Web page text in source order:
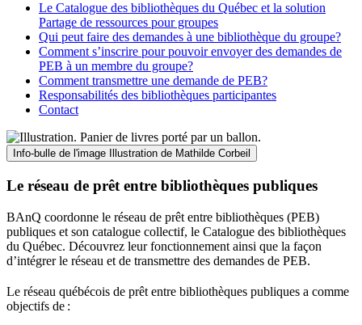
Le Catalogue des bibliothèques du Québec et la solution
Partage de ressources pour groupes
Qui peut faire des demandes à une bibliothèque du groupe?
Comment s’inscrire pour pouvoir envoyer des demandes de
PEB à un membre du groupe?
Comment transmettre une demande de PEB?
Responsabilités des bibliothèques participantes
Contact
Info-bulle de l'image Illustration de Mathilde Corbeil
Le réseau de prêt entre bibliothèques publiques
BAnQ coordonne le réseau de prêt entre bibliothèques (PEB)
publiques et son catalogue collectif, le Catalogue des bibliothèques
du Québec. Découvrez leur fonctionnement ainsi que la façon
d’intégrer le réseau et de transmettre des demandes de PEB.
Le réseau québécois de prêt entre bibliothèques publiques a comme
objectifs de :